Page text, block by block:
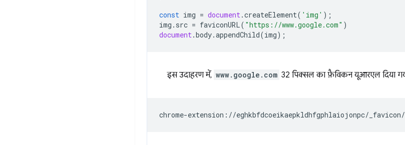
const img = document.createElement( 'img' );
img . src = faviconURL( "https://www.google.com" )
document.body.appendChild(img);
इस उदाहरण में, www.google.com 32 पिक्सल का फ़ैविकन यूआरएल दिया